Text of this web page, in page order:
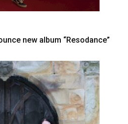
new album “Resodance”